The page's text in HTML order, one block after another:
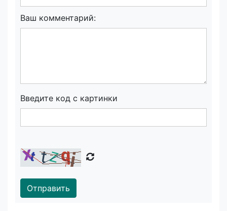
Ваш комментарий:
Введите код с картинки
Отправить